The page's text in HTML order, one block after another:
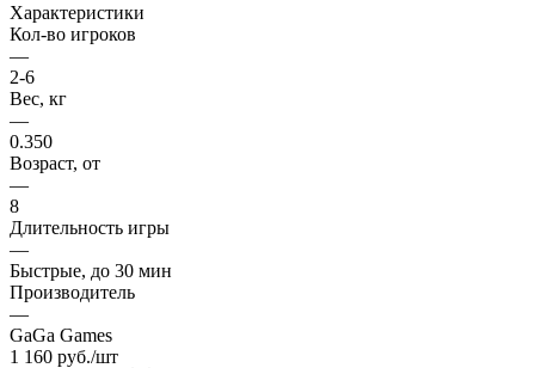
Характеристики
Кол-во игроков
—
2-6
Вес, кг
—
0.350
Возраст, от
—
8
Длительность игры
—
Быстрые, до 30 мин
Производитель
—
GaGa Games
1 160 руб./шт